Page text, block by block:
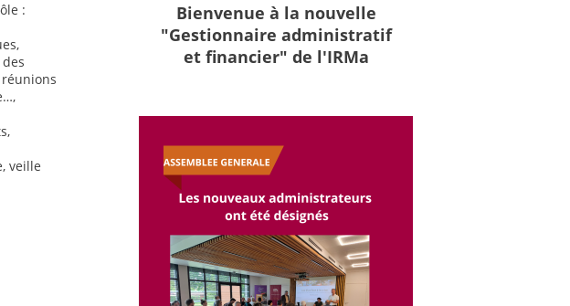
:
veille
Bienvenue à la nouvelle
"Gestionnaire administratif
et financier" de l'IRMa